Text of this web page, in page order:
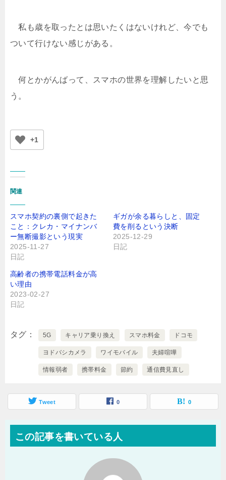
私も歳を取ったとは思いたくはないけれど、今でも
ついて行けない感じがある。
何とかがんばって、スマホの世界を理解したいと思
う。
+1
関連
スマホ契約の裏側で起きた
こと：クレカ・マイナンバ
ー無断撮影という現実
2025-11-27
日記
ギガが余る暮らしと、固定
費を削るという決断
2025-12-29
日記
高齢者の携帯電話料金が高
い理由
2023-02-27
日記
タグ 5G キャリア乗り換え スマホ料金 ドコモ
ヨドバシカメラ ワイモバイル 夫婦喧嘩
情報弱者 携帯料金 節約 通信費見直し
Tweet 0 0
この記事を書いている人